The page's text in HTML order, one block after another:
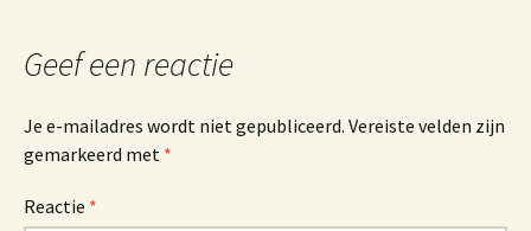
Geef een reactie
Je e-mailadres wordt niet gepubliceerd. Vereiste velden zijn
gemarkeerd met *
Reactie *